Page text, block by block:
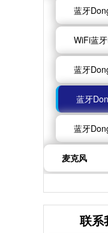
蓝牙
WiFi蓝
蓝牙
蓝牙
蓝牙
麦克风
联系